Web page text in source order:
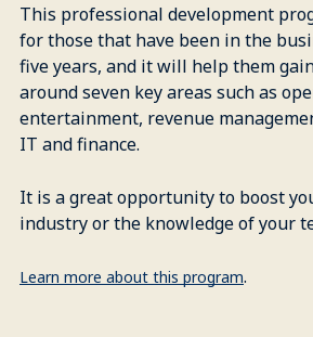
This professional development
for those that have been in the
five years, and it will help them
around seven key areas such as
entertainment, revenue
IT and finance.
It is a great opportunity to boost
industry or the knowledge of your
Learn more about this program.